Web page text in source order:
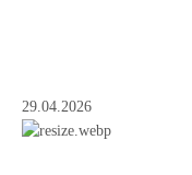
29.04.2026